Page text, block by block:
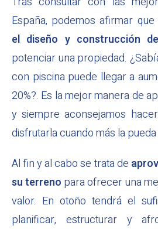
España, podemos afirmar que
el diseño y construcción
potenciar una propiedad.
con piscina puede llegar a
20%?. Es la mejor manera de
y siempre aconsejamos
disfrutarla cuando más la
Al fin y al cabo se trata de
su terreno para ofrecer una
valor. En otoño tendrá el
planificar, estructurar y